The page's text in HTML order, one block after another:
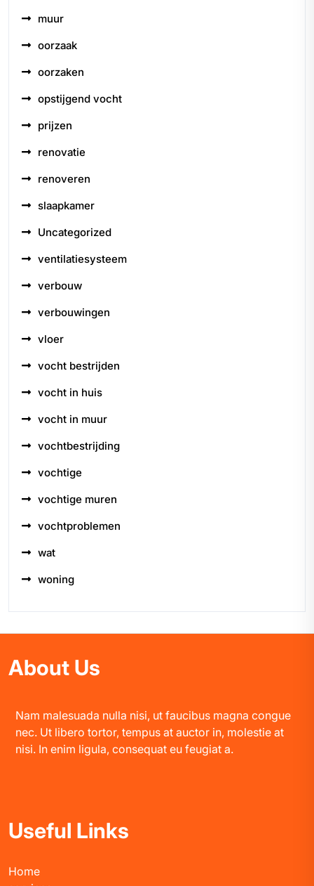
muur
oorzaak
oorzaken
opstijgend vocht
prijzen
renovatie
renoveren
slaapkamer
Uncategorized
ventilatiesysteem
verbouw
verbouwingen
vloer
vocht bestrijden
vocht in huis
vocht in muur
vochtbestrijding
vochtige
vochtige muren
vochtproblemen
wat
woning
About Us
Nam malesuada nulla nisi, ut faucibus magna congue
nec. Ut libero tortor, tempus at auctor in, molestie at
nisi. In enim ligula, consequat eu feugiat a.
Useful Links
Home